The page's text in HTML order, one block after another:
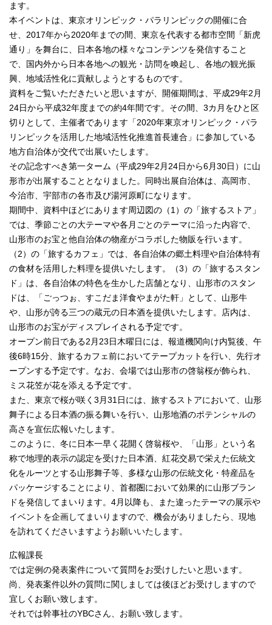
ます。
本イベントは、東京オリンピック・パラリンピックの開催に合
せ、2017年から2020年までの間、東京を代表する都市空間「新虎
通り」を舞台に、日本各地の様々なコンテンツを発信すること
で、国内外から日本各地への観光・訪問を喚起し、各地の観光振
興、地域活性化に貢献しようとするものです。
資料をご覧いただきたいと思いますが、開催期間は、平成29年2月
24日から平成32年度までの約4年間です。その間、3カ月をひと区
切りとして、主催者であります「2020年東京オリンピック・パラ
リンピックを活用した地域活性化推進首長連合」に参加している
地方自治体が交代で出展いたします。
その記念すべき第一ターム（平成29年2月24日から6月30日）に山
形市が出展することとなりました。同時出展自治体は、高岡市、
今治市、宇部市の各市及び湯河原町になります。
期間中、資料中ほどにあります周辺図の（1）の「旅するストア」
では、季節ごとの大テーマや各月ごとのテーマに沿った内容で、
山形市のお宝と他自治体の物産がコラボした物販を行います。
（2）の「旅するカフェ」では、各自治体の郷土料理や自治体特有
の食材を活用した料理を提供いたします。（3）の「旅するスタン
ド」は、各自治体の特色を生かした店舗となり、山形市のスタン
ドは、「ごっつぉ、すこだま洋食やまがた軒」として、山形牛
や、山形が誇る三つの蔵元の日本酒を提供いたします。店内は、
山形市のお宝がディスプレイされる予定です。
オープン前日である2月23日木曜日には、報道機関向け内覧後、午
後6時15分、旅するカフェ前においてテープカットを行い、先行オ
ープンする予定です。なお、会場では山形市の啓翁桜が飾られ、
ミス花笠が花を添える予定です。
また、東京で桜が咲く3月31日には、旅するストアにおいて、山形
舞子による日本酒の振る舞いを行い、山形地酒のポテンシャルの
高さを宣伝広報いたします。
このように、冬に日本一早く花開く啓翁桜や、「山形」という名
称で地理的表示の認定を受けた日本酒、紅花交易で栄えた伝統文
化をルーツとする山形舞子等、多様な山形の伝統文化・特産品を
パッケージすることにより、首都圏において効果的に山形ブラン
ドを発信してまいります。4月以降も、また違ったテーマの展示や
イベントを企画してまいりますので、機会がありましたら、現地
を訪れてくださいますようお願いいたします。
広報課長
では定例の発表案件について質問をお受けしたいと思います。
尚、発表案件以外の質問に関しましては後ほどお受けしますので
宜しくお願い致します。
それでは幹事社のYBCさん、お願い致します。